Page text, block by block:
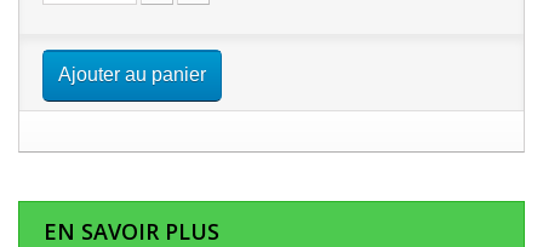
Ajouter au panier
EN SAVOIR PLUS